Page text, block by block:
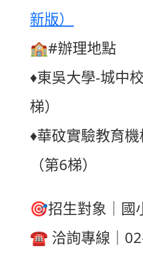
新版）
🏫#辦理地點
♦️東吳大學-城中
梯）
♦️華砇實驗教育
（第6梯）
🎯招生對象｜國
☎️ 洽詢專線｜